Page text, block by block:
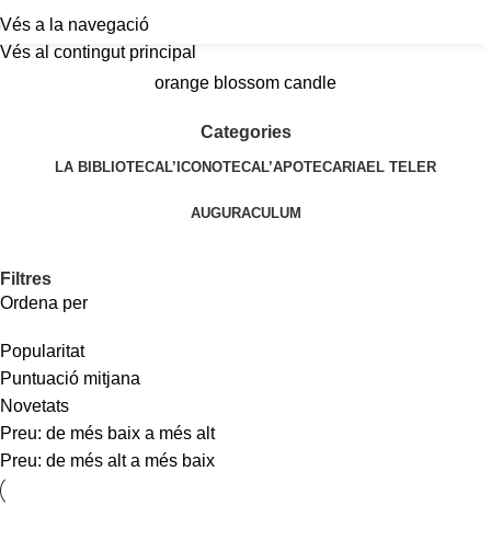
Vés a la navegació
Vés al contingut principal
orange blossom candle
Categories
LA BIBLIOTECAL’ICONOTECAL’APOTECARIAEL TELER
AUGURACULUM
Filtres
Ordena per
Popularitat
Puntuació mitjana
Novetats
Preu: de més baix a més alt
Preu: de més alt a més baix